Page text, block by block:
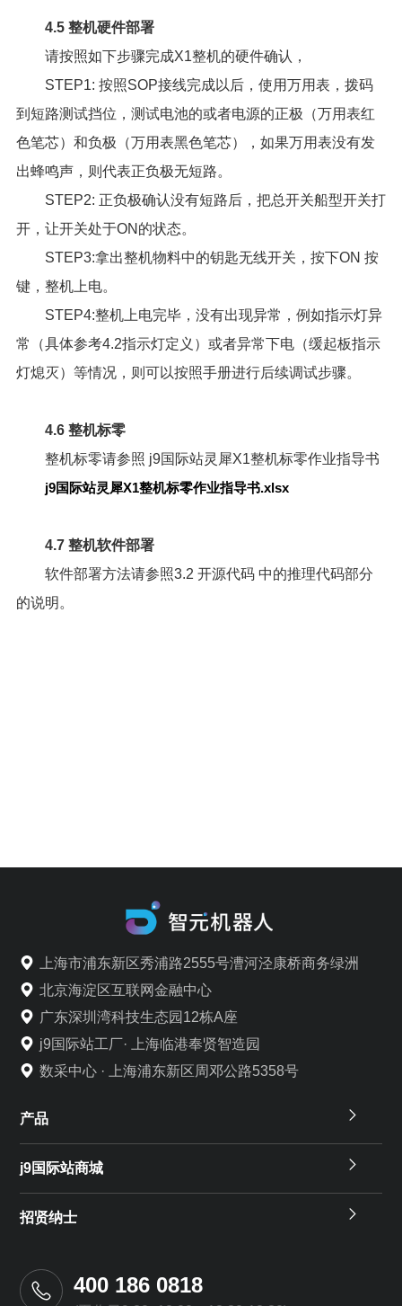
4.5 整机硬件部署
请按照如下步骤完成X1整机的硬件确认，
STEP1: 按照SOP接线完成以后，使用万用表，拨码
到短路测试挡位，测试电池的或者电源的正极（万用表红
色笔芯）和负极（万用表黑色笔芯），如果万用表没有发
出蜂鸣声，则代表正负极无短路。
STEP2: 正负极确认没有短路后，把总开关船型开关打
开，让开关处于ON的状态。
STEP3:拿出整机物料中的钥匙无线开关，按下ON 按
键，整机上电。
STEP4:整机上电完毕，没有出现异常，例如指示灯异
常（具体参考4.2指示灯定义）或者异常下电（缓起板指示
灯熄灭）等情况，则可以按照手册进行后续调试步骤。
4.6 整机标零
整机标零请参照 j9国际站灵犀X1整机标零作业指导书
j9国际站灵犀X1整机标零作业指导书.xlsx
4.7 整机软件部署
软件部署方法请参照3.2 开源代码中的推理代码部分
的说明。
上海市浦东新区秀浦路2555号漕河泾康桥商务绿洲
北京海淀区互联网金融中心
广东深圳湾科技生态园12栋A座
j9国际站工厂· 上海临港奉贤智造园
数采中心 · 上海浦东新区周邓公路5358号
产品
j9国际站商城
招贤纳士
400 186 0818